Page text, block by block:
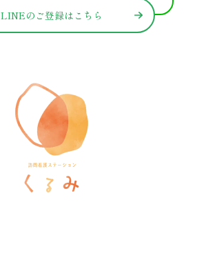
LINEのご登録はこちら